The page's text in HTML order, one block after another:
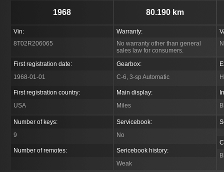
1968 80.190 km
Vin:
8T02R206065
Warranty:
No warranty other than general
sales law for consumers.
First registration date:
1968-01-01
First registration country:
USA
Gearbox:
C-6, 3-sp Automatic
Main display:
Miles
Number of keys:
9
Number of remotes:
Servicebook:
No
Sericebook history:
Weak